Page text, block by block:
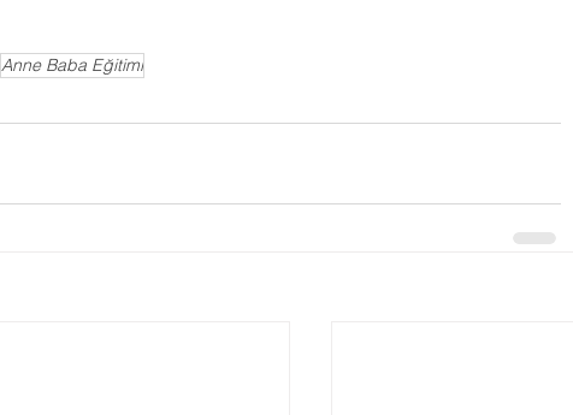
Anne Baba Eğitimi